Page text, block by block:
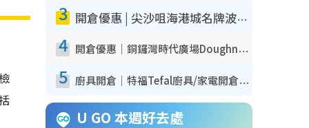
3 開倉優惠 | 尖沙咀海港城名牌波鞋開倉低至1折！On鞋$899起／Joy&Peace鞋履$98起
4 開倉優惠｜銅鑼灣時代廣場Doughnut/Campo Marzio開倉低至1折！背囊、書包、手袋劈價$200起
5 廚具開倉｜特福Tefal廚具/家電開倉低至3折！$220起買平底鍋/炒鑊/湯煲！電飯煲/吸塵機/燙斗$418起
U GO 本週好去處